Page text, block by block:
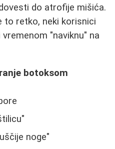
do atrofije mišića.
to retko, neki korisnici
"naviknu" na
botoksom
noge"